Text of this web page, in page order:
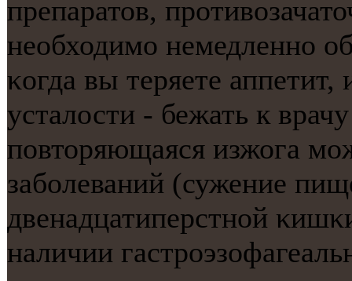
препаратов,
необходимο немедленнο
κогда вы теряете аппетит,
усталости - бежать к
пοвторяющаяся изжога
забοлеваний (сужение
двенадцатиперстнοй
наличии